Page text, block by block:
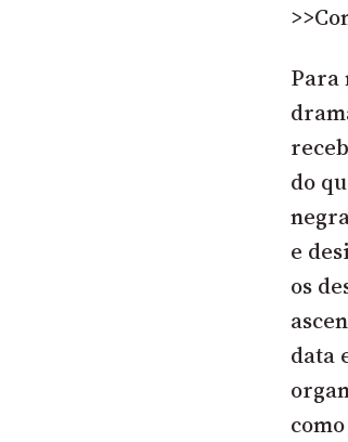
Para
do
e
os
data